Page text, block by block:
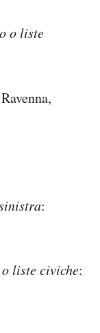
o liste
:
liste civiche: